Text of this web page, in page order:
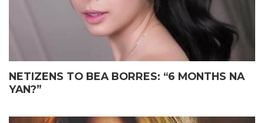
NETIZENS TO BEA BORRES: “6 MONTHS NA
YAN?”